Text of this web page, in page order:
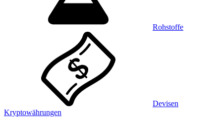
Rohstoffe
Devisen
Kryptowährungen